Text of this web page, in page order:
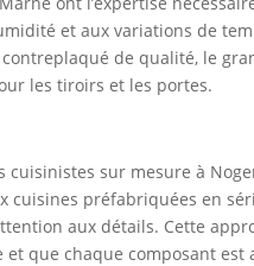
et aux variations de
de qualité, le
les tiroirs et les portes.
cuisinistes sur mesure à
préfabriquées en
aux détails. Cette
que chaque composant est